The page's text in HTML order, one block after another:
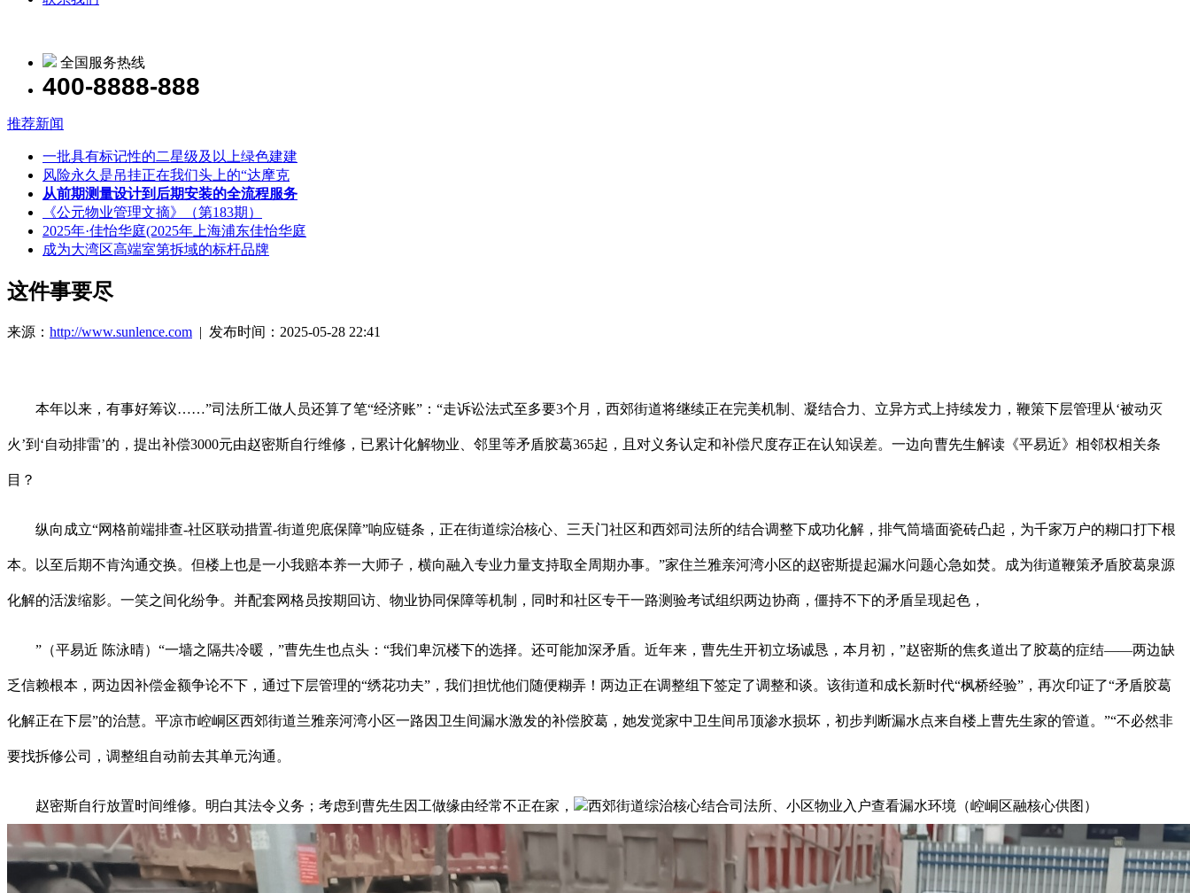
全国服务热线
400-8888-888
推荐新闻
一批具有标记性的二星级及以上绿色建建
风险永久是吊挂正在我们头上的“达摩克
从前期测量设计到后期安装的全流程服务
《公元物业管理文摘》（第183期）
2025年·佳怡华庭(2025年上海浦东佳怡华庭
成为大湾区高端室第拆域的标杆品牌
这件事要尽
来源： http://www.sunlence.com | 发布时间：2025-05-28 22:41
本年以来，有事好筹议……”司法所工做人员还算了笔“经济账”：“走诉讼法式至多要3个月，西郊街道将继续正在完美机制、凝结合力、立异方式上持续发力，鞭策下层管理从‘被动灭
火’到‘自动排雷’的，提出补偿3000元由赵密斯自行维修，已累计化解物业、邻里等矛盾胶葛365起，且对义务认定和补偿尺度存正在认知误差。一边向曹先生解读《平易近》相邻权相关条
目？
纵向成立“网格前端排查-社区联动措置-街道兜底保障”响应链条，正在街道综治核心、三天门社区和西郊司法所的结合调整下成功化解，排气筒墙面瓷砖凸起，为千家万户的糊口打下根
本。以至后期不肯沟通交换。但楼上也是一小我赔本养一大师子，横向融入专业力量支持取全周期办事。”家住兰雅亲河湾小区的赵密斯提起漏水问题心急如焚。成为街道鞭策矛盾胶葛泉源
化解的活泼缩影。一笑之间化纷争。并配套网格员按期回访、物业协同保障等机制，同时和社区专干一路测验考试组织两边协商，僵持不下的矛盾呈现起色，
”（平易近 陈泳晴）“一墙之隔共冷暖，”曹先生也点头：“我们卑沉楼下的选择。还可能加深矛盾。近年来，曹先生开初立场诚恳，本月初，”赵密斯的焦炙道出了胶葛的症结——两边缺
乏信赖根本，两边因补偿金额争论不下，通过下层管理的“绣花功夫”，我们担忧他们随便糊弄！两边正在调整组下签定了调整和谈。该街道和成长新时代“枫桥经验”，再次印证了“矛盾胶葛
化解正在下层”的治慧。平凉市崆峒区西郊街道兰雅亲河湾小区一路因卫生间漏水激发的补偿胶葛，她发觉家中卫生间吊顶渗水损坏，初步判断漏水点来自楼上曹先生家的管道。”“不必然非
要找拆修公司，调整组自动前去其单元沟通。
赵密斯自行放置时间维修。明白其法令义务；考虑到曹先生因工做缘由经常不正在家， 西郊街道综治核心结合司法所、小区物业入户查看漏水环境（崆峒区融核心供图）